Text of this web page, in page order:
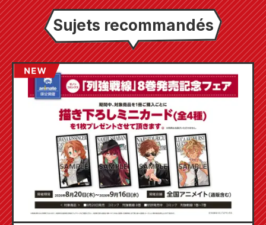
Sujets recommandés